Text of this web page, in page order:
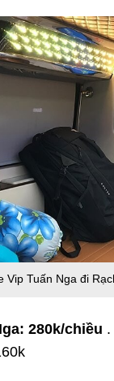
Vip Tuấn Nga đi
280k/chiều